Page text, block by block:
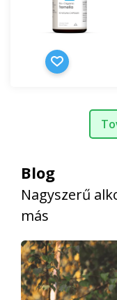
Blog
Nagyszerű
más